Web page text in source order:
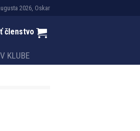
2026, Oskar
členstvo
KLUBE